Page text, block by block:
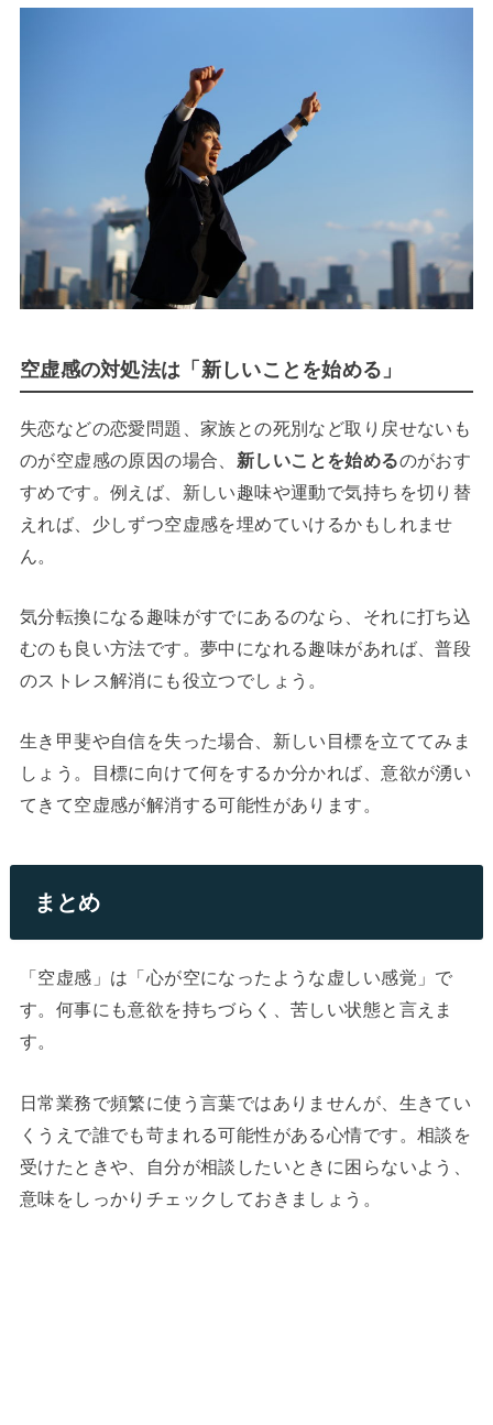
空虚感の対処法は「新しいことを始める」
失恋などの恋愛問題、家族との死別など取り戻せないも
のが空虚感の原因の場合、 新しいことを始めるのがおす
すめです。例えば、新しい趣味や運動で気持ちを切り替
えれば、少しずつ空虚感を埋めていけるかもしれませ
ん。
気分転換になる趣味がすでにあるのなら、それに打ち込
むのも良い方法です。夢中になれる趣味があれば、普段
のストレス解消にも役立つでしょう。
生き甲斐や自信を失った場合、新しい目標を立ててみま
しょう。目標に向けて何をするか分かれば、意欲が湧い
てきて空虚感が解消する可能性があります。
まとめ
「空虚感」は「心が空になったような虚しい感覚」で
す。何事にも意欲を持ちづらく、苦しい状態と言えま
す。
日常業務で頻繁に使う言葉ではありませんが、生きてい
くうえで誰でも苛まれる可能性がある心情です。相談を
受けたときや、自分が相談したいときに困らないよう、
意味をしっかりチェックしておきましょう。